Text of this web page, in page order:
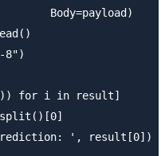
Body=payload)
8")
for i in result]